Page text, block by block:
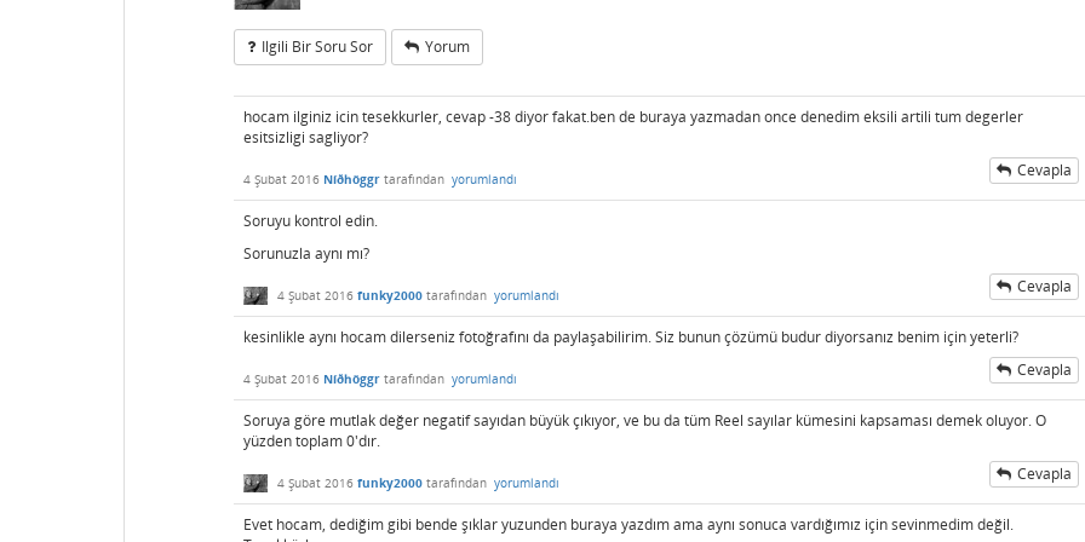
Ilgili Bir Soru Sor Yorum
hocam ilginiz icin tesekkurler, cevap -38 diyor fakat.ben de buraya yazmadan once denedim eksili artili tum degerler
esitsizligi sagliyor?
4 Şubat 2016 Níðhöggr tarafından yorumlandı Cevapla
Soruyu kontrol edin.
Sorunuzla aynı mı?
4 Şubat 2016 funky2000 tarafından yorumlandı Cevapla
kesinlikle aynı hocam dilerseniz fotoğrafını da paylaşabilirim. Siz bunun çözümü budur diyorsanız benim için yeterli?
4 Şubat 2016 Níðhöggr tarafından yorumlandı Cevapla
Soruya göre mutlak değer negatif sayıdan büyük çıkıyor, ve bu da tüm Reel sayılar kümesini kapsaması demek oluyor. O
yüzden toplam 0'dır.
4 Şubat 2016 funky2000 tarafından yorumlandı Cevapla
Evet hocam, dediğim gibi bende şıklar yuzunden buraya yazdım ama aynı sonuca vardığımız için sevinmedim değil.